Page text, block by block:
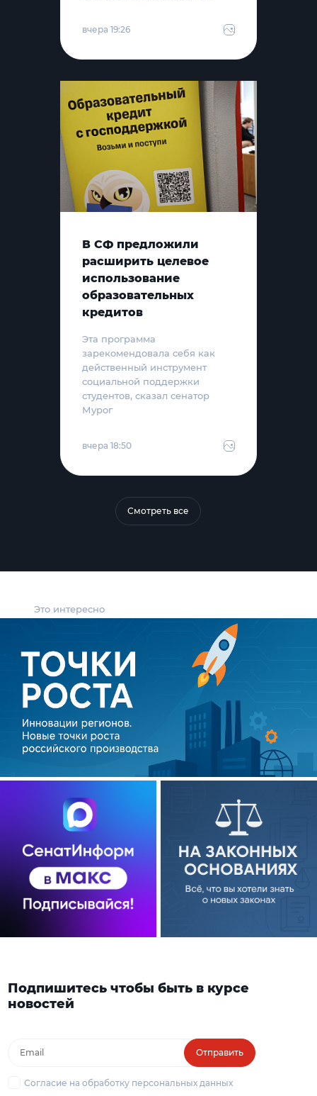
Это интересно
вчера 19:26
В СФ предложили
расширить целевое
использование
образовательных
кредитов
Эта программа
зарекомендовала себя как
действенный инструмент
социальной поддержки
студентов, сказал сенатор
Мурог
вчера 18:50
Смотреть все
Подпишитесь чтобы быть в курсе
новостей
Отправить
Согласие на обработку персональных данных